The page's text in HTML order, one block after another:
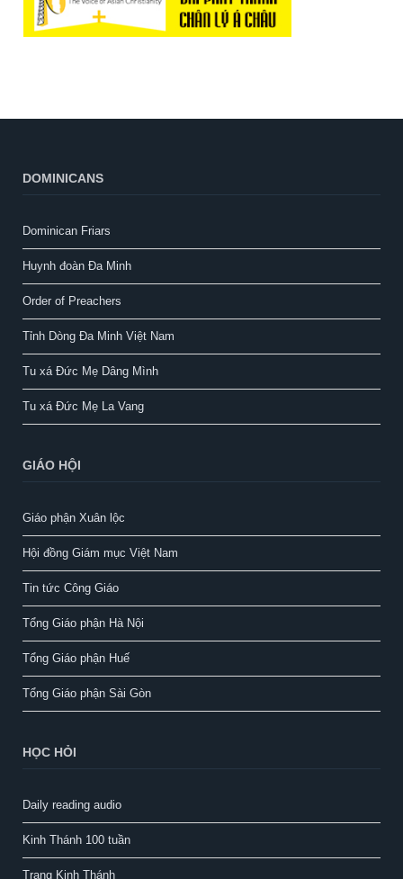
DOMINICANS
Dominican Friars
Huynh đoàn Đa Minh
Order of Preachers
Tỉnh Dòng Đa Minh Việt Nam
Tu xá Đức Mẹ Dâng Mình
Tu xá Đức Mẹ La Vang
GIÁO HỘI
Giáo phận Xuân lộc
Hội đồng Giám mục Việt Nam
Tin tức Công Giáo
Tổng Giáo phận Hà Nội
Tổng Giáo phận Huế
Tổng Giáo phận Sài Gòn
HỌC HỎI
Daily reading audio
Kinh Thánh 100 tuần
Trang Kinh Thánh